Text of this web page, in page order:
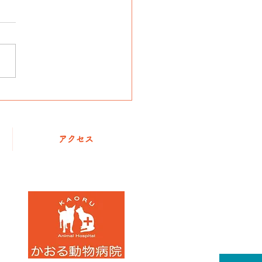
始の診療時間のご案内
アクセス